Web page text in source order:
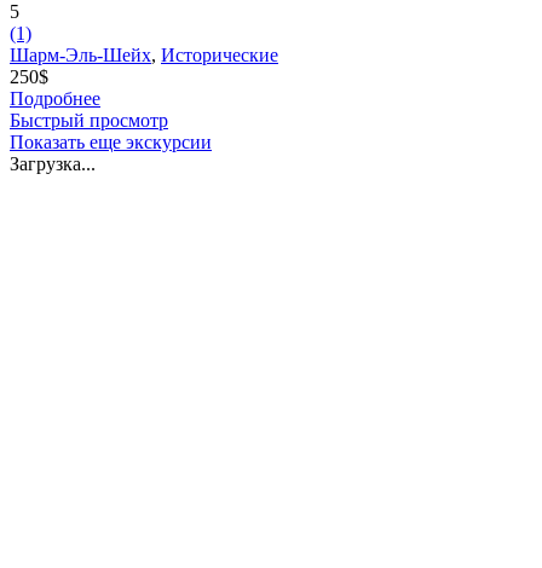
5
(1)
Шарм-Эль-Шейх, Исторические
250$
Подробнее
Быстрый просмотр
Показать еще экскурсии
Загрузка...